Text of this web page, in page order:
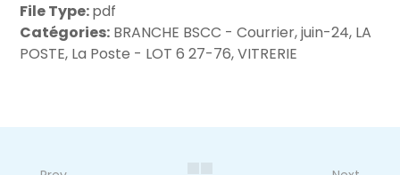
File Type:pdf
Catégories: BRANCHE BSCC - Courrier, juin-24, LA
POSTE, La Poste - LOT 6 27-76, VITRERIE